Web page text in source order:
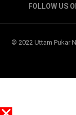
FOLLOW US
© 2022 Uttam Pukar